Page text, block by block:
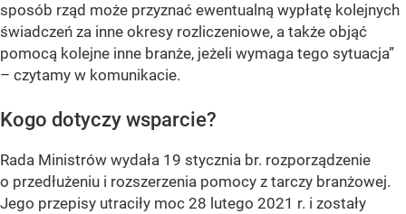
sposób rząd może przyznać ewentualną wypłatę kolejnych
świadczeń za inne okresy rozliczeniowe, a także objąć
pomocą kolejne inne branże, jeżeli wymaga tego sytuacja”
– czytamy w komunikacie.
Kogo dotyczy wsparcie?
Rada Ministrów wydała 19 stycznia br. rozporządzenie
o przedłużeniu i rozszerzenia pomocy z tarczy branżowej.
Jego przepisy utraciły moc 28 lutego 2021 r. i zostały